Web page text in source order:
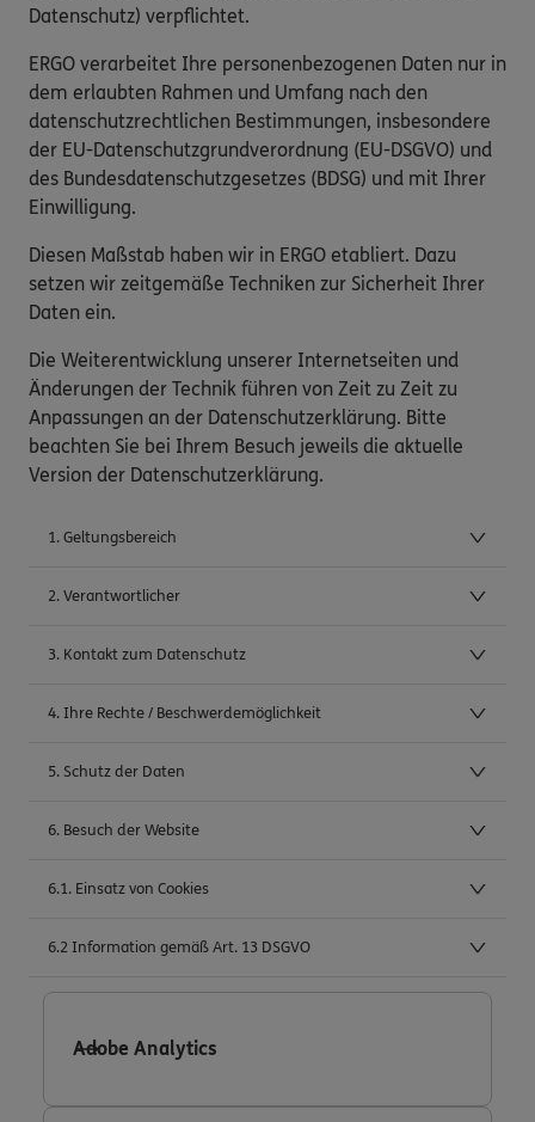
Datenschutz) verpflichtet.
ERGO verarbeitet Ihre personenbezogenen Daten nur in
dem erlaubten Rahmen und Umfang nach den
datenschutzrechtlichen Bestimmungen, insbesondere
der EU-Datenschutzgrundverordnung (EU-DSGVO) und
des Bundesdatenschutzgesetzes (BDSG) und mit Ihrer
Einwilligung.
Diesen Maßstab haben wir in ERGO etabliert. Dazu
setzen wir zeitgemäße Techniken zur Sicherheit Ihrer
Daten ein.
Die Weiterentwicklung unserer Internetseiten und
Änderungen der Technik führen von Zeit zu Zeit zu
Anpassungen an der Datenschutzerklärung. Bitte
beachten Sie bei Ihrem Besuch jeweils die aktuelle
Version der Datenschutzerklärung.
1. Geltungsbereich
2. Verantwortlicher
3. Kontakt zum Datenschutz
4. Ihre Rechte / Beschwerdemöglichkeit
5. Schutz der Daten
6. Besuch der Website
6.1. Einsatz von Cookies
6.2 Information gemäß Art. 13 DSGVO
Adobe Analytics